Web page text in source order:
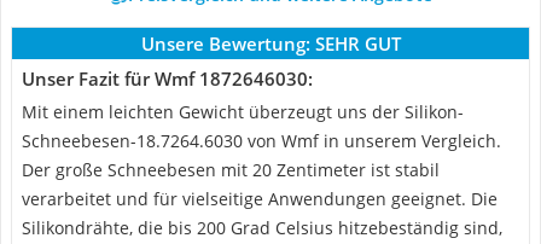
Unsere Bewertung: SEHR GUT
Unser Fazit für Wmf 1872646030:
Mit einem leichten Gewicht überzeugt uns der Silikon-
Schneebesen-18.7264.6030 von Wmf in unserem Vergleich.
Der große Schneebesen mit 20 Zentimeter ist stabil
verarbeitet und für vielseitige Anwendungen geeignet. Die
Silikondrähte, die bis 200 Grad Celsius hitzebeständig sind,